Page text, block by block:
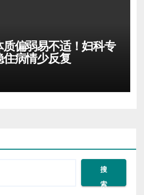
偏弱易不适！妇科专
病情少反复
搜
索